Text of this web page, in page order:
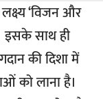
‘विजन और
इसके साथ ही
की दिशा में
को लाना है।